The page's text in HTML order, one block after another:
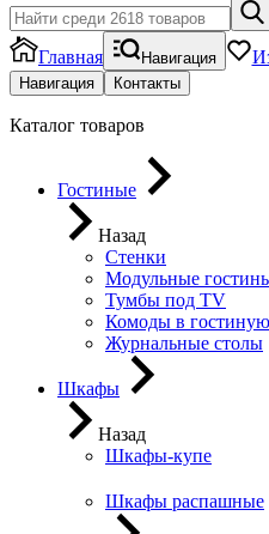
Главная Навигация
Навигация Контакты
Каталог товаров
Гостиные
Назад
Стенки
Модульные
Тумбы под ТV
Комоды в гостиную
Журнальные столы
Шкафы
Назад
Шкафы-купе
Шкафы распашные